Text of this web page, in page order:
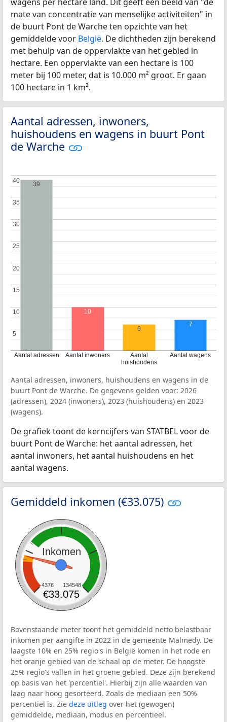
mate van concentratie van menselijke activiteiten" in
de buurt Pont de Warche ten opzichte van het
gemiddelde voor België. De dichtheden zijn berekend
met behulp van de oppervlakte van het gebied in
hectare. Een oppervlakte van een hectare is 100
meter bij 100 meter, dat is 10.000 m² groot. Er gaan
100 hectare in 1 km².
Aantal adressen, inwoners,
huishoudens en wagens in buurt Pont
de Warche
Aantal adressen Aantal inwoners
Aantal
huishoudens
Aantal wagens
5
5
10
10
15
15
20
20
25
25
30
30
35
35
40
40
39
10
6
7
Aantal adressen, inwoners, huishoudens en wagens in de
buurt Pont de Warche. De gegevens gelden voor: 2026
(adressen), 2024 (inwoners), 2023 (huishoudens) en 2023
(wagens).
De grafiek toont de kerncijfers van STATBEL voor de
buurt Pont de Warche: het aantal adressen, het
aantal inwoners, het aantal huishoudens en het
aantal wagens.
Gemiddeld inkomen (€33.075)
Inkomen
4376 134548
€33.075
Bovenstaande meter toont het gemiddeld netto belastbaar
inkomen per aangifte in 2022 in de gemeente Malmedy. De
laagste 10% en 25% regio's in België komen in het rode en
het oranje gebied van de schaal op de meter. De hoogste
25% regio's vallen in het groene gebied. Deze zijn berekend
op basis van het 'percentiel'. Hierbij zijn alle waarden van
laag naar hoog gesorteerd. Zoals de mediaan een 50%
percentiel is. Zie deze uitleg over het (gewogen)
gemiddelde, mediaan, modus en percentieel.